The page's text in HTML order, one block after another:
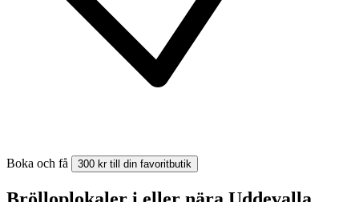
Boka och få 300 kr till din favoritbutik